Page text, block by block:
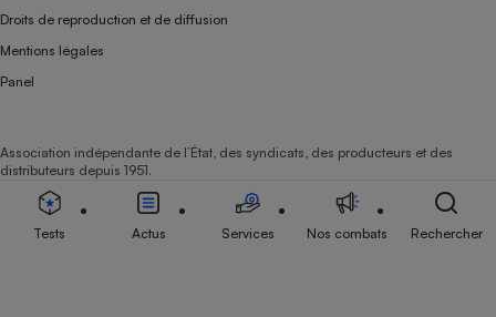
Droits de reproduction et de diffusion
Mentions légales
Panel
Association indépendante de l’État, des syndicats, des producteurs et des
distributeurs depuis 1951.
Tests Actus Services Nos combats Rechercher